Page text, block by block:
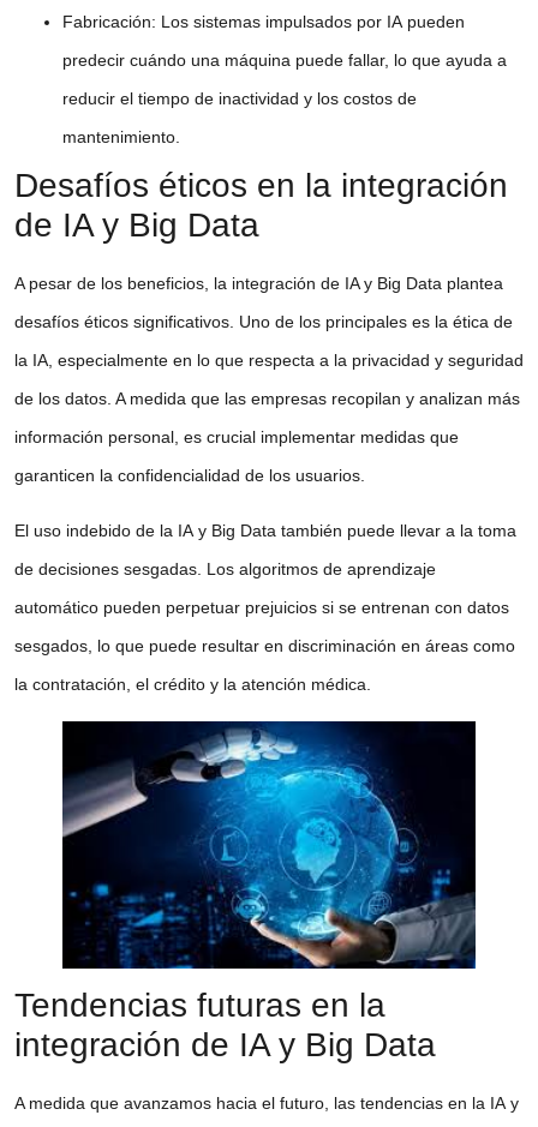
Fabricación: Los sistemas impulsados por IA pueden
predecir cuándo una máquina puede fallar, lo que ayuda a
reducir el tiempo de inactividad y los costos de
mantenimiento.
Desafíos éticos en la integración
de IA y Big Data
A pesar de los beneficios, la integración de IA y Big Data plantea
desafíos éticos significativos. Uno de los principales es la ética de
la IA , especialmente en lo que respecta a la privacidad y seguridad
de los datos. A medida que las empresas recopilan y analizan más
información personal, es crucial implementar medidas que
garanticen la confidencialidad de los usuarios.
El uso indebido de la IAy Big Data también puede llevar a la toma
de decisiones sesgadas. Los algoritmos de aprendizaje
automático pueden perpetuar prejuicios si se entrenan con datos
sesgados, lo que puede resultar en discriminación en áreas como
la contratación, el crédito y la atención médica.
Tendencias futuras en la
integración de IA y Big Data
A medida que avanzamos hacia el futuro, las tendencias en la IA y